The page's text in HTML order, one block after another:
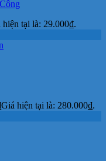
hiện tại là: 29.000₫.
Giá hiện tại là: 280.000₫.